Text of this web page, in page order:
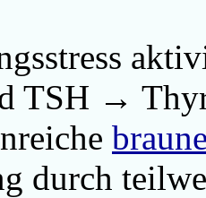
TSH →
durch